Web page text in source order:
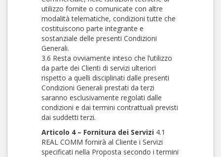
utilizzo fornite o comunicate con altre
modalità telematiche, condizioni tutte che
costituiscono parte integrante e
sostanziale delle presenti Condizioni
Generali.
3.6 Resta ovviamente inteso che l’utilizzo
da parte dei Clienti di servizi ulteriori
rispetto a quelli disciplinati dalle presenti
Condizioni Generali prestati da terzi
saranno esclusivamente regolati dalle
condizioni e dai termini contrattuali previsti
dai suddetti terzi.
Articolo 4 – Fornitura dei Servizi 4.1
REAL COMM fornirà al Cliente i Servizi
specificati nella Proposta secondo i termini